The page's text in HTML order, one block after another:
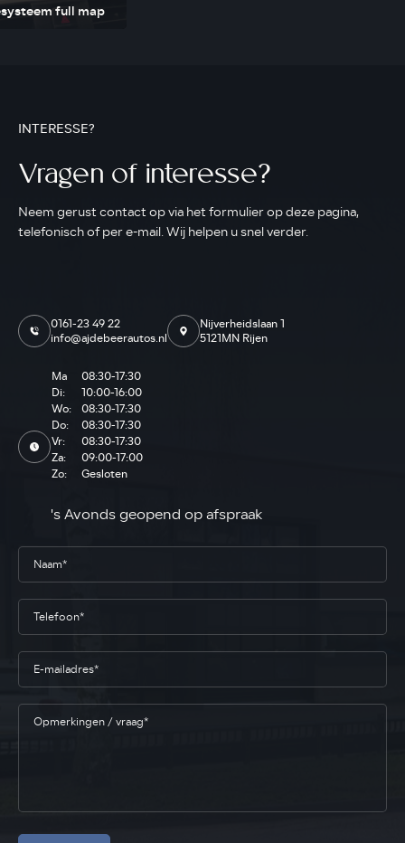
full map
INTERESSE?
Vragen of interesse?
Neem gerust contact op via het formulier op deze pagina,
telefonisch of per e-mail. Wij helpen u snel verder.
0161-23 49 22
info@ajdebeerautos.nl
Nijverheidslaan 1
5121MN Rijen
Ma
08:30-17:30
Di:
10:00-16:00
Wo:
08:30-17:30
Do:
08:30-17:30
Vr:
08:30-17:30
Za:
09:00-17:00
Zo:
Gesloten
's Avonds geopend op afspraak